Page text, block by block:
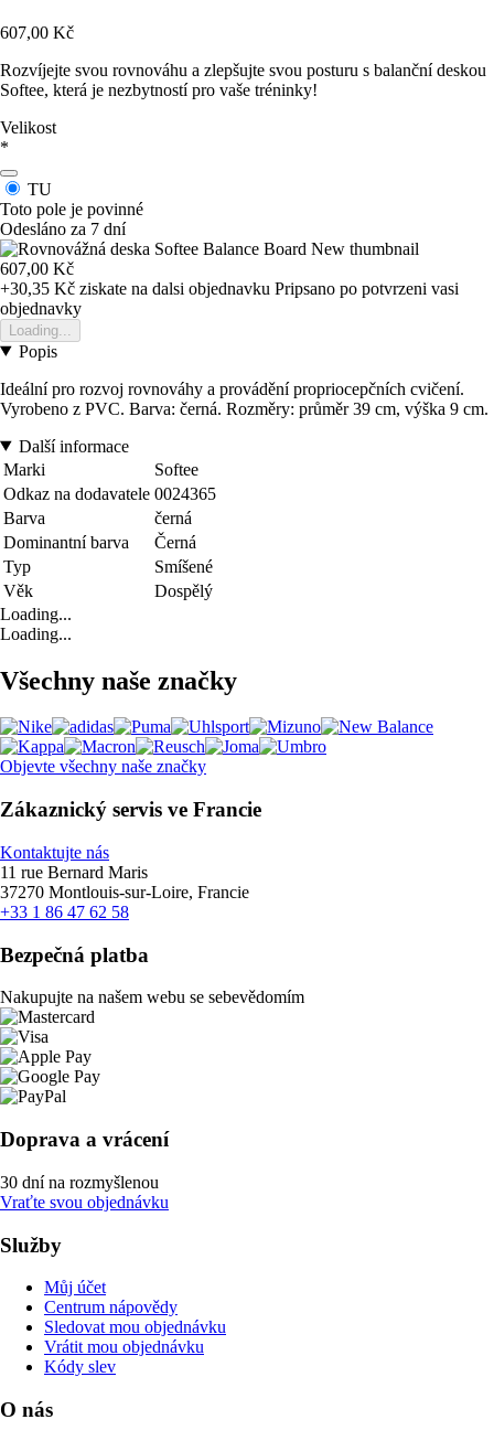
607,00 Kč
Rozvíjejte svou rovnováhu a zlepšujte svou posturu s balanční deskou
Softee, která je nezbytností pro vaše tréninky!
Velikost
*
TU
Toto pole je povinné
Odesláno za 7 dní
607,00 Kč
+30,35 Kč ziskate na dalsi objednavku Pripsano po potvrzeni vasi
objednavky
Loading...
Popis
Ideální pro rozvoj rovnováhy a provádění propriocepčních cvičení.
Vyrobeno z PVC. Barva: černá. Rozměry: průměr 39 cm, výška 9 cm.
Další informace
Marki
Softee
Odkaz na dodavatele 0024365
Barva
černá
Dominantní barva
Černá
Typ
Smíšené
Věk
Dospělý
Loading...
Loading...
Všechny naše značky
Objevte všechny naše značky
Zákaznický servis ve Francie
Kontaktujte nás
11 rue Bernard Maris
37270 Montlouis-sur-Loire, Francie
+33 1 86 47 62 58
Bezpečná platba
Nakupujte na našem webu se sebevědomím
Doprava a vrácení
30 dní na rozmyšlenou
Vraťte svou objednávku
Služby
Můj účet
Centrum nápovědy
Sledovat mou objednávku
Vrátit mou objednávku
Kódy slev
O nás